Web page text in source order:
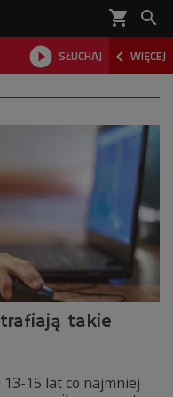
shopping_cart 
 SŁUCHAJ  WIĘCEJ

takie
15 lat co najmniej